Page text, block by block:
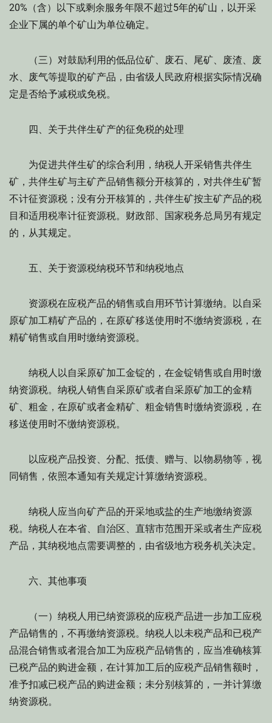
20%（含）以下或剩余服务年限不超过5年的矿山，以开采
企业下属的单个矿山为单位确定。
（三）对鼓励利用的低品位矿、废石、尾矿、废渣、废
水、废气等提取的矿产品，由省级人民政府根据实际情况确
定是否给予减税或免税。
四、关于共伴生矿产的征免税的处理
为促进共伴生矿的综合利用，纳税人开采销售共伴生
矿，共伴生矿与主矿产品销售额分开核算的，对共伴生矿暂
不计征资源税；没有分开核算的，共伴生矿按主矿产品的税
目和适用税率计征资源税。财政部、国家税务总局另有规定
的，从其规定。
五、关于资源税纳税环节和纳税地点
资源税在应税产品的销售或自用环节计算缴纳。以自采
原矿加工精矿产品的，在原矿移送使用时不缴纳资源税，在
精矿销售或自用时缴纳资源税。
纳税人以自采原矿加工金锭的，在金锭销售或自用时缴
纳资源税。纳税人销售自采原矿或者自采原矿加工的金精
矿、粗金，在原矿或者金精矿、粗金销售时缴纳资源税，在
移送使用时不缴纳资源税。
以应税产品投资、分配、抵债、赠与、以物易物等，视
同销售，依照本通知有关规定计算缴纳资源税。
纳税人应当向矿产品的开采地或盐的生产地缴纳资源
税。纳税人在本省、自治区、直辖市范围开采或者生产应税
产品，其纳税地点需要调整的，由省级地方税务机关决定。
六、其他事项
（一）纳税人用已纳资源税的应税产品进一步加工应税
产品销售的，不再缴纳资源税。纳税人以未税产品和已税产
品混合销售或者混合加工为应税产品销售的，应当准确核算
已税产品的购进金额，在计算加工后的应税产品销售额时，
准予扣减已税产品的购进金额；未分别核算的，一并计算缴
纳资源税。